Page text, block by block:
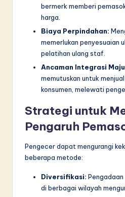
bermerk memberi
harga.
Biaya Perpindahan:
memerlukan penyesuaian
pelatihan ulang staf.
Ancaman Integrasi
memutuskan untuk
konsumen, melewati
Strategi untuk
Pengaruh
Pengecer dapat mengurangi
beberapa metode:
Diversifikasi:
di berbagai wilayah